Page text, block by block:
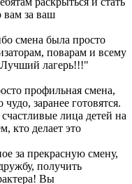
вам за ваш
смена была просто
поварам и всему
лагерь!!!"
профильная смена,
заранее готовятся.
лица детей на
кто делает это
за прекрасную смену,
получить
Вы